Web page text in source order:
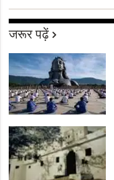
जरूर पढ़ें